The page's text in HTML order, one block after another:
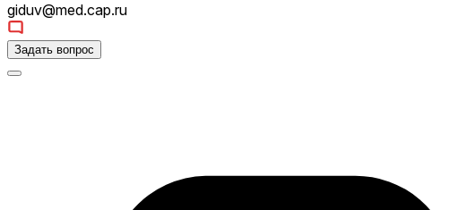
giduv@med.cap.ru
Задать вопрос